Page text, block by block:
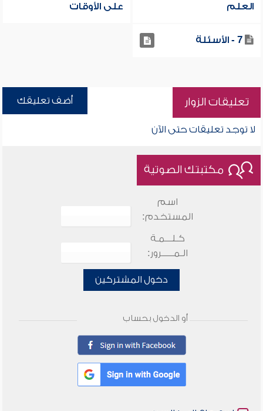
العلم
على الأوقات
7 - الأسئلة
تعليقات الزوار أضف تعليقك
لا توجد تعليقات حتى الآن
مكتبتك الصوتية
اسم
المستخدم:
كـلـــمـة
الـمـــــرور:
دخول المشتركين
أو الدخول بحساب